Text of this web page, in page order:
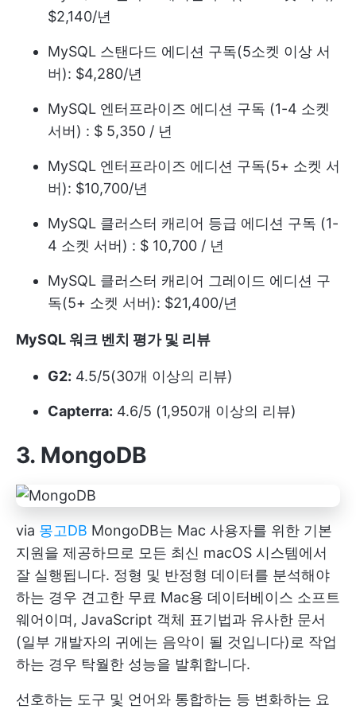
$2,140/년
MySQL 스탠다드 에디션 구독(5소켓 이상 서
버): $4,280/년
MySQL 엔터프라이즈 에디션 구독 (1-4 소켓
서버) : $ 5,350 / 년
MySQL 엔터프라이즈 에디션 구독(5+ 소켓 서
버): $10,700/년
MySQL 클러스터 캐리어 등급 에디션 구독 (1-
4 소켓 서버) : $ 10,700 / 년
MySQL 클러스터 캐리어 그레이드 에디션 구
독(5+ 소켓 서버): $21,400/년
MySQL 워크 벤치 평가 및 리뷰
G2: 4.5/5(30개 이상의 리뷰)
Capterra: 4.6/5 (1,950개 이상의 리뷰)
3. MongoDB
via 몽고DB MongoDB는 Mac 사용자를 위한 기본
지원을 제공하므로 모든 최신 macOS 시스템에서
잘 실행됩니다. 정형 및 반정형 데이터를 분석해야
하는 경우 견고한 무료 Mac용 데이터베이스 소프트
웨어이며, JavaScript 객체 표기법과 유사한 문서
(일부 개발자의 귀에는 음악이 될 것입니다)로 작업
하는 경우 탁월한 성능을 발휘합니다.
선호하는 도구 및 언어와 통합하는 등 변화하는 요